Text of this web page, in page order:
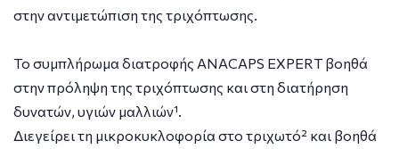
στην αντιμετώπιση της τριχόπτωσης.
Το συμπλήρωμα διατροφής ANACAPS EXPERT βοηθά
στην πρόληψη της τριχόπτωσης και στη διατήρηση
δυνατών, υγιών μαλλιών¹.
Διεγείρει τη μικροκυκλοφορία στο τριχωτό² και βοηθά